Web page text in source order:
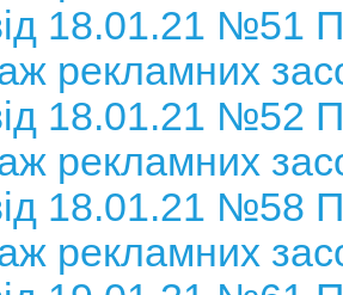
18.01.21 №51
рекламних
18.01.21 №52
рекламних
18.01.21 №58
рекламних